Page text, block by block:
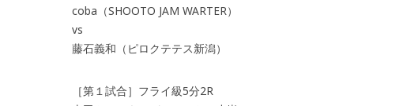
coba（SHOOTO JAM WARTER）
vs
藤石義和（ピロクテテス新潟）
［第１試合］フライ級5分2R